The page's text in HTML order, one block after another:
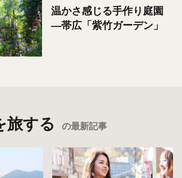
温かさ感じる手作り庭園
―帯広「紫竹ガーデン」
旅する の最新記事